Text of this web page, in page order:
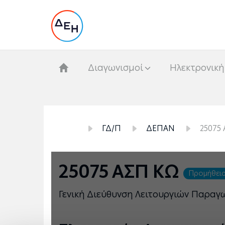
Διαγωνισμοί
ΓΔ/Π ΔΕΠΑΝ
25075 ΑΣΠ ΚΩ
Γενική Διεύθυνση Λειτουργιών